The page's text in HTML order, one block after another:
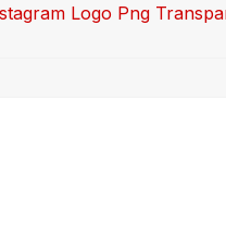
Logo Png